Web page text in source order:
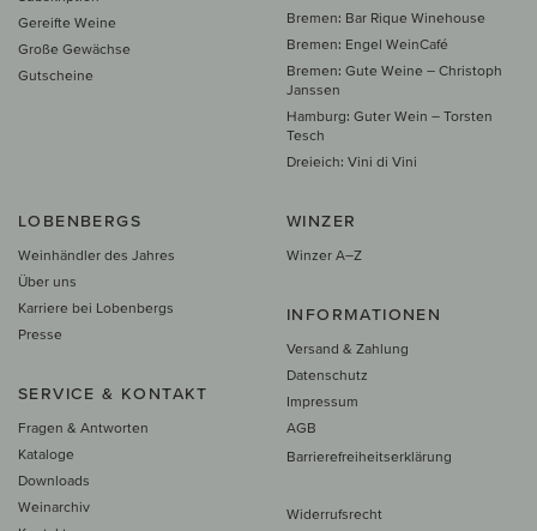
Gereifte Weine
Große Gewächse
Gutscheine
Bremen: Bar Rique Winehouse
Bremen: Engel WeinCafé
Bremen: Gute Weine – Christoph
Janssen
Hamburg: Guter Wein – Torsten
Tesch
Dreieich: Vini di Vini
LOBENBERGS
Weinhändler des Jahres
Über uns
Karriere bei Lobenbergs
Presse
SERVICE & KONTAKT
Fragen & Antworten
Kataloge
Downloads
Weinarchiv
WINZER
Winzer A–Z
INFORMATIONEN
Versand & Zahlung
Datenschutz
Impressum
AGB
Barrierefreiheitserklärung
Widerrufsrecht